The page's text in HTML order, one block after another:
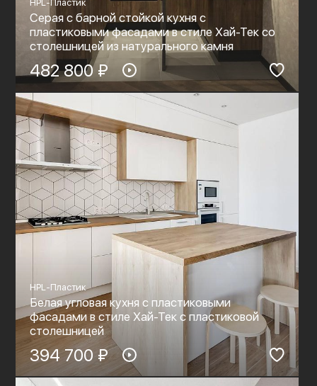
HPL-Пластик
Серая с барной стойкой кухня с
пластиковыми фасадами в стиле Хай-Тек со
столешницей из натурального камня
482 800 ₽
HPL-Пластик
Белая угловая кухня с пластиковыми
фасадами в стиле Хай-Тек с пластиковой
столешницей
394 700 ₽